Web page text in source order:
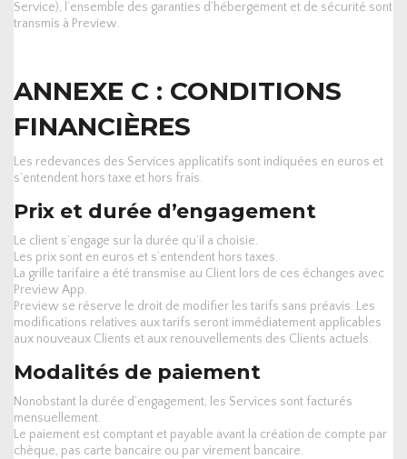
Service), l’ensemble des garanties d’hébergement et de sécurité sont
transmis à Preview.
ANNEXE C : CONDITIONS
FINANCIÈRES
Les redevances des Services applicatifs sont indiquées en euros et
s’entendent hors taxe et hors frais.
Prix et durée d’engagement
Le client s’engage sur la durée qu’il a choisie.
Les prix sont en euros et s’entendent hors taxes.
La grille tarifaire a été transmise au Client lors de ces échanges avec
Preview App.
Preview se réserve le droit de modifier les tarifs sans préavis. Les
modifications relatives aux tarifs seront immédiatement applicables
aux nouveaux Clients et aux renouvellements des Clients actuels.
Modalités de paiement
Nonobstant la durée d’engagement, les Services sont facturés
mensuellement.
Le paiement est comptant et payable avant la création de compte par
chèque, pas carte bancaire ou par virement bancaire.